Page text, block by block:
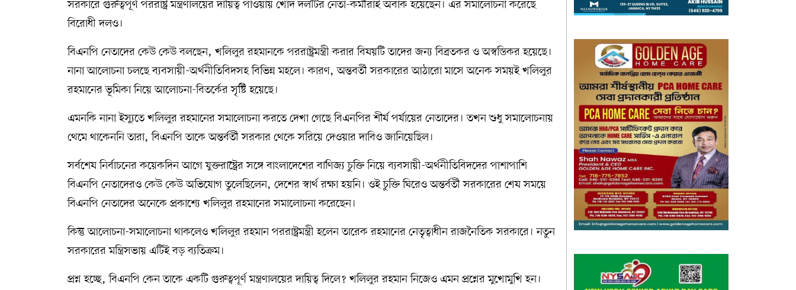
সরকারে গুরুত্বপূর্ণ পররাষ্ট্র মন্ত্রণালয়ের দায়িত্ব পাওয়ায় খোদ দলটির নেতা-কর্মীরাই অবাক হয়েছেন। এর সমালোচনা করেছে
বিরোধী দলও।
বিএনপি নেতাদের কেউ কেউ বলছেন, খলিলুর রহমানকে পররাষ্ট্রমন্ত্রী করার বিষয়টি তাদের জন্য বিব্রতকর ও অস্বস্তিকর হয়েছে।
নানা আলোচনা চলছে ব্যবসায়ী-অর্থনীতিবিদসহ বিভিন্ন মহলে। কারণ, অন্তবর্তী সরকারের আঠারো মাসে অনেক সময়ই খলিলুর
রহমানের ভূমিকা নিয়ে আলোচনা-বিতর্কের সৃষ্টি হয়েছে।
এমনকি নানা ইস্যুতে খলিলুর রহমানের সমালোচনা করতে দেখা গেছে বিএনপির শীর্ষ পর্যায়ের নেতাদের। তখন শুধু সমালোচনায়
থেমে থাকেননি তারা, বিএনপি তাকে অন্তর্বর্তী সরকার থেকে সরিয়ে দেওয়ার দাবিও জানিয়েছিল।
সর্বশেষ নির্বাচনের কয়েকদিন আগে যুক্তরাষ্ট্রের সঙ্গে বাংলাদেশের বাণিজ্য চুক্তি নিয়ে ব্যবসায়ী-অর্থনীতিবিদদের পাশাপাশি
বিএনপি নেতাদেরও কেউ কেউ অভিযোগ তুলেছিলেন, দেশের স্বার্থ রক্ষা হয়নি। ওই চুক্তি ঘিরেও অন্তর্বর্তী সরকারের শেষ সময়ে
বিএনপি নেতাদের অনেকে প্রকাশ্যে খলিলুর রহমানের সমালোচনা করেছেন।
কিন্তু আলোচনা-সমালোচনা থাকলেও খলিলুর রহমান পররাষ্ট্রমন্ত্রী হলেন তারেক রহমানের নেতৃত্বাধীন রাজনৈতিক সরকারে। নতুন
সরকারের মন্ত্রিসভায় এটিই বড় ব্যতিক্রম।
প্রশ্ন হচ্ছে, বিএনপি কেন তাকে একটি গুরুত্বপূর্ণ মন্ত্রণালয়ের দায়িত্ব দিলে? খলিলুর রহমান নিজেও এমন প্রশ্নের মুখোমুখি হন।